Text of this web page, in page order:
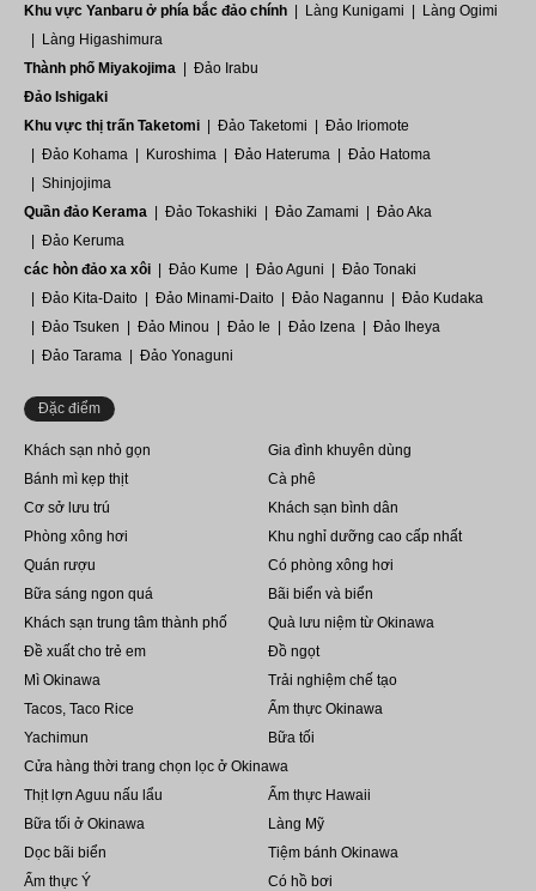
Khu vực Yanbaru ở phía bắc đảo chính
Làng Kunigami
Làng Ogimi
Làng Higashimura
Thành phố Miyakojima
Đảo Irabu
Đảo Ishigaki
Khu vực thị trấn Taketomi
Đảo Taketomi
Đảo Iriomote
Đảo Kohama
Kuroshima Đảo Hateruma
Đảo Hatoma
Shinjojima
Quần đảo Kerama
Đảo Tokashiki Đảo Zamami
Đảo Aka
Đảo Keruma
các hòn đảo xa xôi
Đảo Kume Đảo Aguni
Đảo Tonaki
Đảo Kita-Daito
Đảo Minami-Daito Đảo Nagannu
Đảo Kudaka
Đảo Tsuken
Đảo Minou Đảo Ie Đảo Izena
Đảo Iheya
Đảo Tarama
Đảo Yonaguni
Đặc điểm
Khách sạn nhỏ gọn
Gia đình khuyên dùng
Bánh mì kẹp thịt
Cà phê
Cơ sở lưu trú
Khách sạn bình dân
Phòng xông hơi
Khu nghỉ dưỡng cao cấp nhất
Quán rượu
Có phòng xông hơi
Bữa sáng ngon quá
Bãi biển và biển
Khách sạn trung tâm thành phố
Quà lưu niệm từ Okinawa
Đề xuất cho trẻ em
Đồ ngọt
Mì Okinawa
Trải nghiệm chế tạo
Tacos, Taco Rice
Ẩm thực Okinawa
Yachimun
Bữa tối
Cửa hàng thời trang chọn lọc ở Okinawa
Thịt lợn Aguu nấu lẩu
Ẩm thực Hawaii
Bữa tối ở Okinawa
Làng Mỹ
Dọc bãi biển
Tiệm bánh Okinawa
Ẩm thực Ý
Có hồ bơi